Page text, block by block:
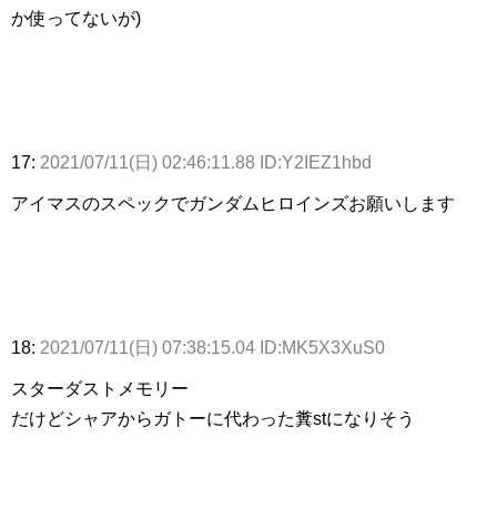
か使ってないが)
17: 2021/07/11(日) 02:46:11.88 ID:Y2IEZ1hbd
アイマスのスペックでガンダムヒロインズお願いします
18: 2021/07/11(日) 07:38:15.04 ID:MK5X3XuS0
スターダストメモリー
だけどシャアからガトーに代わった糞stになりそう